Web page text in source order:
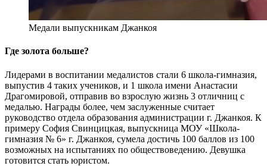
Медали выпускникам Джанкоя
Где золота больше?
Лидерами в воспитании медалистов стали 6 школа-гимназия,
выпустив 4 таких учеников, и 1 школа имени Анастасии
Драгомировой, отправив во взрослую жизнь 3 отличниц с
медалью. Награды более, чем заслуженные считает
руководство отдела образования администрации г. Джанкоя. К
примеру София Свинцицкая, выпускница МОУ «Школа-
гимназия № 6» г. Джанкоя, сумела достичь 100 баллов из 100
возможных на испытаниях по обществоведению. Девушка
готовится стать юристом.